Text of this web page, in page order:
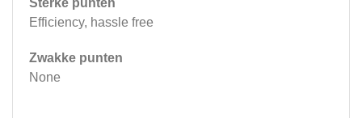
Sterke punten
Efficiency, hassle free
Zwakke punten
None